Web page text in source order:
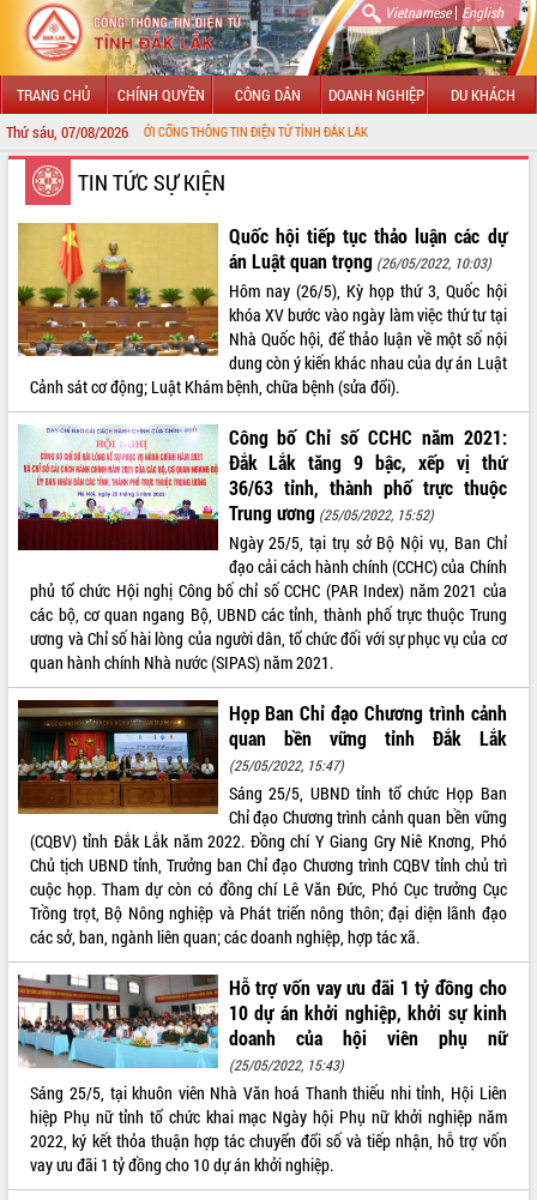
Vietnamese| English
TRANG CHỦ CHÍNH QUYỀN CÔNG DÂN DOANH NGHIỆP DU KHÁCH
Thứ sáu, 07/08/2026
ĐẾN VỚI CỔNG THÔNG TIN ĐIỆN TỬ TỈNH ĐẮK LẮK
GIỚI THIỆU
LÃNH ĐẠO UBND TỈNH
TIN TỨC SỰ KIỆN
SỞ, BAN, NGÀNH
THÔNG TIN CHỈ ĐẠO ĐIỀU HÀNH
HỆ THỐNG VĂN BẢN
VĂN BẢN HĐND TỈNH
QUY HOẠCH - KẾ HOẠCH
VIDEO
TIN TỨC SỰ KIỆN
Quốc hội tiếp tục thảo luận các dự
án Luật quan trọng (26/05/2022, 10:03)
Hôm nay (26/5), Kỳ họp thứ 3, Quốc hội
khóa XV bước vào ngày làm việc thứ tư tại
Nhà Quốc hội, để thảo luận về một số nội
dung còn ý kiến khác nhau của dự án Luật
Cảnh sát cơ động; Luật Khám bệnh, chữa bệnh (sửa đổi).
Công bố Chỉ số CCHC năm 2021:
Đắk Lắk tăng 9 bậc, xếp vị thứ
36/63 tỉnh, thành phố trực thuộc
Trung ương (25/05/2022, 15:52)
Ngày 25/5, tại trụ sở Bộ Nội vụ, Ban Chỉ
đạo cải cách hành chính (CCHC) của Chính
phủ tổ chức Hội nghị Công bố chỉ số CCHC (PAR Index) năm 2021 của
các bộ, cơ quan ngang Bộ, UBND các tỉnh, thành phố trực thuộc Trung
ương và Chỉ số hài lòng của người dân, tổ chức đối với sự phục vụ của cơ
quan hành chính Nhà nước (SIPAS) năm 2021.
Họp Ban Chỉ đạo Chương trình cảnh
quan bền vững tỉnh Đắk Lắk
(25/05/2022, 15:47)
Sáng 25/5, UBND tỉnh tổ chức Họp Ban
Chỉ đạo Chương trình cảnh quan bền vững
(CQBV) tỉnh Đắk Lắk năm 2022. Đồng chí Y Giang Gry Niê Knơng, Phó
Chủ tịch UBND tỉnh, Trưởng ban Chỉ đạo Chương trình CQBV tỉnh chủ trì
cuộc họp. Tham dự còn có đồng chí Lê Văn Đức, Phó Cục trưởng Cục
Trồng trọt, Bộ Nông nghiệp và Phát triển nông thôn; đại diện lãnh đạo
các sở, ban, ngành liên quan; các doanh nghiệp, hợp tác xã.
Hỗ trợ vốn vay ưu đãi 1 tỷ đồng cho
10 dự án khởi nghiệp, khởi sự kinh
doanh của hội viên phụ nữ
(25/05/2022, 15:43)
Sáng 25/5, tại khuôn viên Nhà Văn hoá Thanh thiếu nhi tỉnh, Hội Liên
hiệp Phụ nữ tỉnh tổ chức khai mạc Ngày hội Phụ nữ khởi nghiệp năm
2022, ký kết thỏa thuận hợp tác chuyển đổi số và tiếp nhận, hỗ trợ vốn
vay ưu đãi 1 tỷ đồng cho 10 dự án khởi nghiệp.